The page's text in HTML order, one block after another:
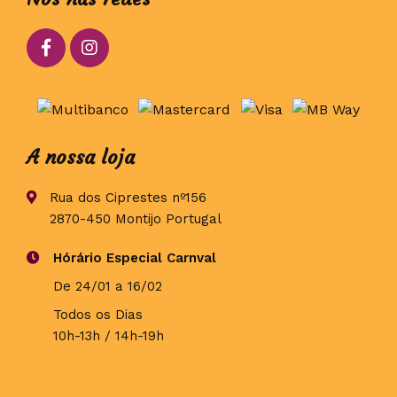
A nossa loja
Rua dos Ciprestes nº156
2870-450 Montijo Portugal
Hórário Especial Carnval
De 24/01 a 16/02
Todos os Dias
10h-13h / 14h-19h